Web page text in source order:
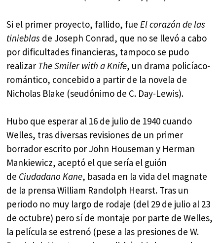
Si el primer proyecto, fallido, fueEl corazón de las
tinieblas de Joseph Conrad, que no se llevó a cabo
por dificultades financieras, tampoco se pudo
realizar The Smiler with a Knife, un drama policíaco-
romántico, concebido a partir de la novela de
Nicholas Blake (seudónimo de C. Day-Lewis).
Hubo que esperar al 16 de julio de 1940 cuando
Welles, tras diversas revisiones de un primer
borrador escrito por John Houseman y Herman
Mankiewicz, aceptó el que sería el guión
de Ciudadano Kane, basada en la vida del magnate
de la prensa William Randolph Hearst. Tras un
periodo no muy largo de rodaje (del 29 de julio al 23
de octubre) pero sí de montaje por parte de Welles,
la película se estrenó (pese a las presiones de W.